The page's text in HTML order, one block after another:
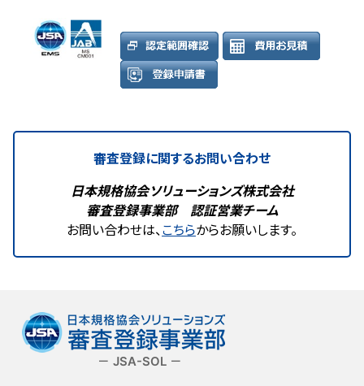
審査登録に関するお問い合わせ
日本規格協会ソリューションズ株式会社
審査登録事業部 認証営業チーム
お問い合わせは、 こちらからお願いします。
－ JSA-SOL －